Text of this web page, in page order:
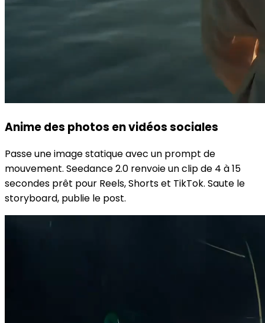
Anime des photos en vidéos sociales
Passe une image statique avec un prompt de
mouvement. Seedance 2.0 renvoie un clip de 4 à 15
secondes prêt pour Reels, Shorts et TikTok. Saute le
storyboard, publie le post.